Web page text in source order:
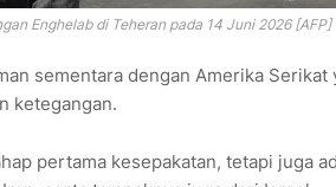
Enghelab di Teheran pada 14 Juni 2026 [AFP]
sementara dengan Amerika Serikat
ketegangan.
pertama kesepakatan, tetapi juga